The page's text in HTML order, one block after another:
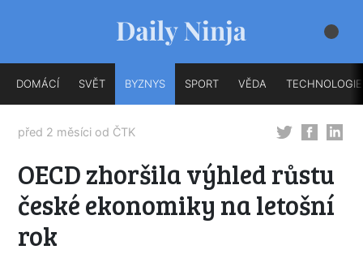
DOMÁCÍ SVĚT BYZNYS SPORT VĚDA TECHNOLOGIE
před 2 měsíci od ČTK
OECD zhoršila výhled růstu
české ekonomiky na letošní
rok